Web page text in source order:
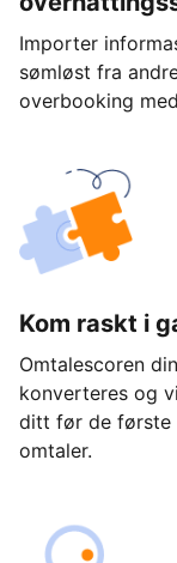
Importer
sømløst fra
overbooking
Kom raskt i
Omtalescoren
konverteres og
ditt før de første
omtaler.